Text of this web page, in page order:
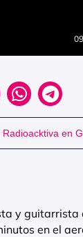
Radioacktiva en
y guitarrista
en el